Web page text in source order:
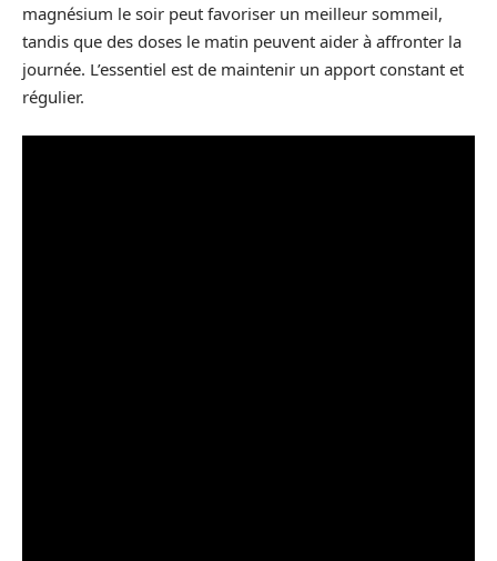
magnésium le soir peut favoriser un meilleur sommeil,
tandis que des doses le matin peuvent aider à affronter la
journée. L’essentiel est de maintenir un apport constant et
régulier.